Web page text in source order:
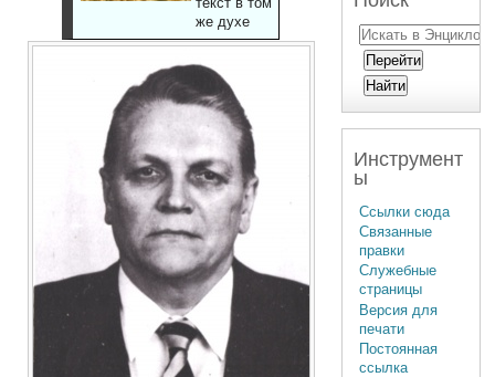
же духе
Инструмент
ы
Ссылки сюда
Связанные
правки
Служебные
страницы
Версия для
печати
Постоянная
ссылка